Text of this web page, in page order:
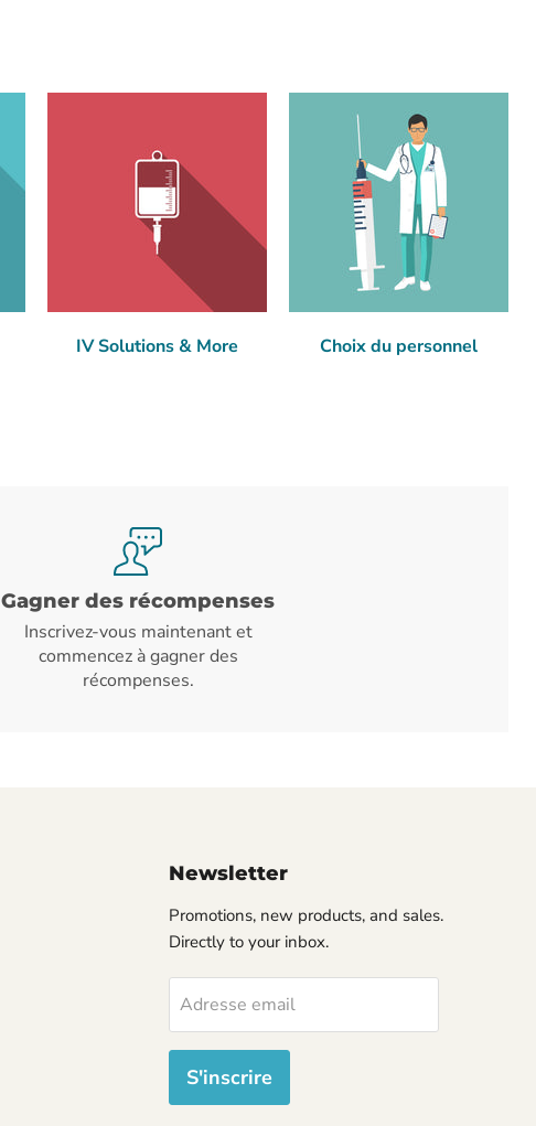
IV Solutions & More Choix du personnel
Gagner des récompenses
Inscrivez-vous maintenant et
commencez à gagner des
récompenses.
Newsletter
Promotions, new products, and sales.
Directly to your inbox.
Adresse email
S'inscrire